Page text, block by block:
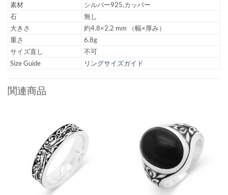
素材
シルバー925,カッパー
石
無し
大きさ
約4.8×2.2 mm （幅×厚み）
重さ
6.8g
サイズ直し
不可
Size Guide
リングサイズガイド
関連商品